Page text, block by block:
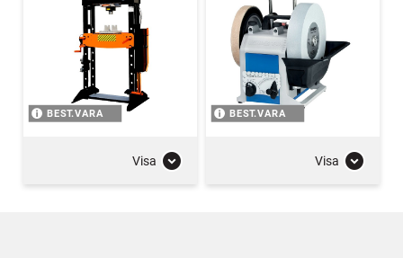
BEST.VARA
Visa
BEST.VARA
Visa